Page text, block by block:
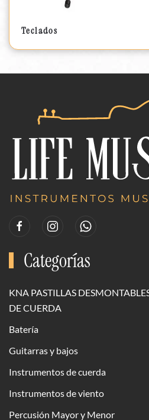
Teclados
Categorías
KNA PASTILLAS
DE CUERDA
Batería
Guitarras y bajos
Instrumentos de cuerda
Instrumentos de viento
Percusión Mayor y Menor